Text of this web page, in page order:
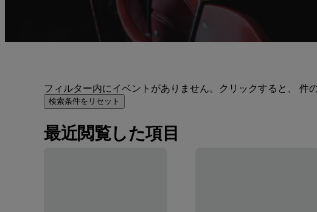
フィルター内にイベントがありません。クリックすると、 件
検索条件をリセット
最近閲覧した項目